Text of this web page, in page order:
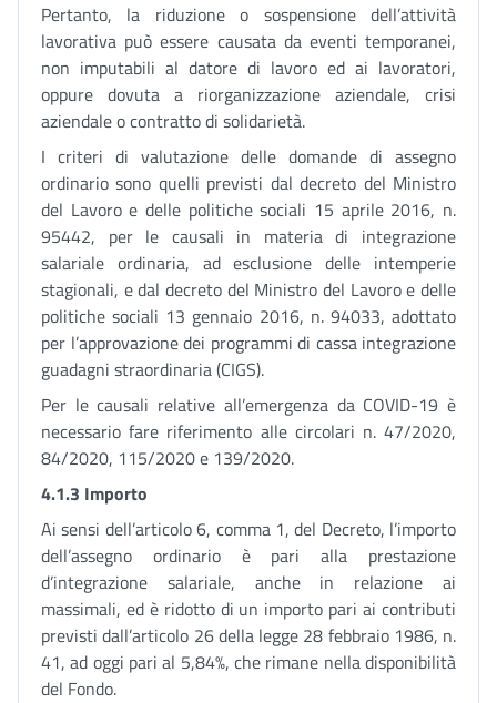
Pertanto, la riduzione o sospensione dell’attività
lavorativa può essere causata da eventi temporanei,
non imputabili al datore di lavoro ed ai lavoratori,
oppure dovuta a riorganizzazione aziendale, crisi
aziendale o contratto di solidarietà.
I criteri di valutazione delle domande di assegno
ordinario sono quelli previsti dal decreto del Ministro
del Lavoro e delle politiche sociali 15 aprile 2016, n.
95442, per le causali in materia di integrazione
salariale ordinaria, ad esclusione delle intemperie
stagionali, e dal decreto del Ministro del Lavoro e delle
politiche sociali 13 gennaio 2016, n. 94033, adottato
per l’approvazione dei programmi di cassa integrazione
guadagni straordinaria (CIGS).
Per le causali relative all’emergenza da COVID-19 è
necessario fare riferimento alle circolari n. 47/2020,
84/2020, 115/2020 e 139/2020.
4.1.3 Importo
Ai sensi dell’articolo 6, comma 1, del Decreto, l’importo
dell’assegno ordinario è pari alla prestazione
d’integrazione salariale, anche in relazione ai
massimali, ed è ridotto di un importo pari ai contributi
previsti dall’articolo 26 della legge 28 febbraio 1986, n.
41, ad oggi pari al 5,84%, che rimane nella disponibilità
del Fondo.